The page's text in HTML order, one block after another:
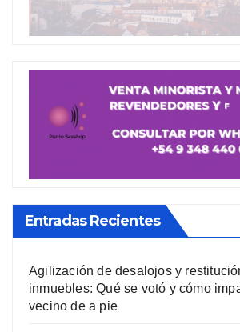
Entradas Recientes
Agilización de desalojos y
inmuebles: Qué se votó y cómo
vecino de a pie